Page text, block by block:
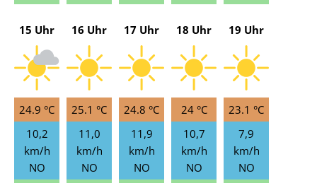
15 Uhr
24.9 °C
10,2
km/h
NO
16 Uhr
25.1 °C
11,0
km/h
NO
17 Uhr
24.8 °C
11,9
km/h
NO
18 Uhr
24 °C
10,7
km/h
NO
19 Uhr
23.1 °C
7,9
km/h
NO